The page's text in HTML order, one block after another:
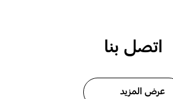
اتصل بنا
عرض المزيد